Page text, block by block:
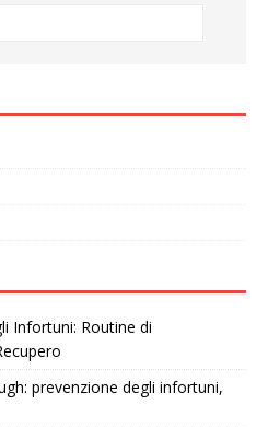
Infortuni: Routine di
prevenzione degli infortuni,